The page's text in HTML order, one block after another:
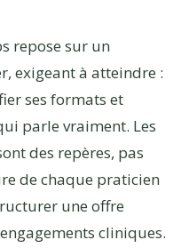
repose sur un
exigeant à atteindre :
ses formats et
parle vraiment. Les
des repères, pas
de chaque praticien
une offre
cliniques.